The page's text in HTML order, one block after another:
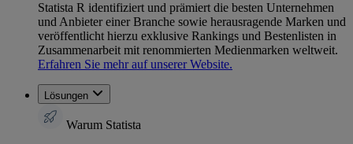
Statista R identifiziert und prämiert die besten Unternehmen
und Anbieter einer Branche sowie herausragende Marken und
veröffentlicht hierzu exklusive Rankings und Bestenlisten in
Zusammenarbeit mit renommierten Medienmarken weltweit.
Erfahren Sie mehr auf unserer Website.
Lösungen
Warum Statista